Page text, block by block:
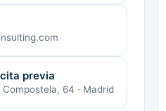
previa
64 · Madrid